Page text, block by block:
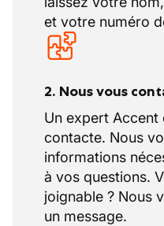
constante de
environnement de
équipes
en cours et
l’entreprise de
l’énergie
fait un
prendre en charge
de gamme
une expertise
Luxembourg, en
de Luxembourg.
dans l’innovation
travers de projets
orientés vers
et votre numéro
2. Nous vous
Un expert
contacte. Nous
informations
à vos questions.
joignable ? Nous
un message.